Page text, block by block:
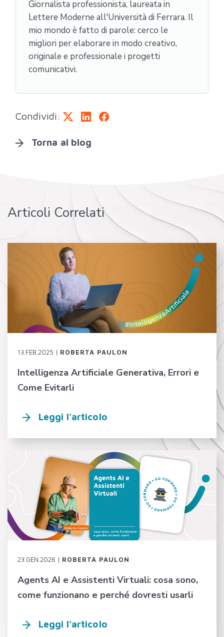
Giornalista professionista, laureata in
Lettere Moderne all'Università di Ferrara. Il
mio mondo è fatto di parole: cerco le
migliori per elaborare in modo creativo,
originale e professionale i progetti
comunicativi.
Condividi:
Torna al blog
Articoli Correlati
13.FEB.2025 | ROBERTA PAULON
Intelligenza Artificiale Generativa, Errori e
Come Evitarli
Leggi l’articolo
23.GEN.2026 | ROBERTA PAULON
Agents AI e Assistenti Virtuali: cosa sono,
come funzionano e perché dovresti usarli
Leggi l’articolo